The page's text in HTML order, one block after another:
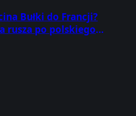
Bułki do Francji?
rusza po polskiego